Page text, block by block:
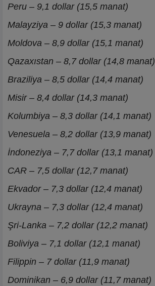
Peru – 9,1 dollar (15,5 manat)
Malayziya – 9 dollar (15,3 manat)
Moldova – 8,9 dollar (15,1 manat)
Qazaxıstan – 8,7 dollar (14,8 manat)
Braziliya – 8,5 dollar (14,4 manat)
Misir – 8,4 dollar (14,3 manat)
Kolumbiya – 8,3 dollar (14,1 manat)
Venesuela – 8,2 dollar (13,9 manat)
İndoneziya – 7,7 dollar (13,1 manat)
CAR – 7,5 dollar (12,7 manat)
Ekvador – 7,3 dollar (12,4 manat)
Ukrayna – 7,3 dollar (12,4 manat)
Şri-Lanka – 7,2 dollar (12,2 manat)
Boliviya – 7,1 dollar (12,1 manat)
Filippin – 7 dollar (11,9 manat)
Dominikan – 6,9 dollar (11,7 manat)